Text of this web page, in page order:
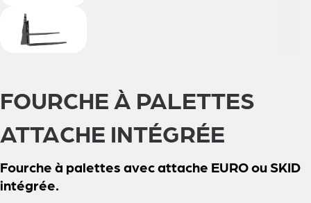
FOURCHE À PALETTES
ATTACHE INTÉGRÉE
Fourche à palettes avec attache EURO ou SKID
intégrée.